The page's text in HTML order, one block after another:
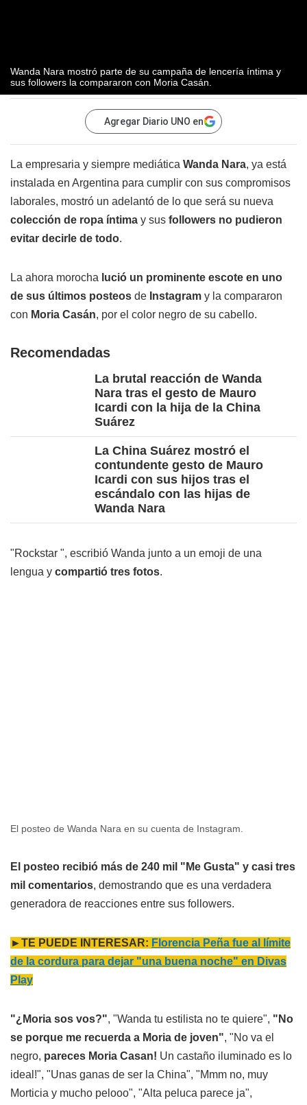
Wanda Nara mostró parte de su campaña de lencería íntima y
sus followers la compararon con Moria Casán.
Agregar Diario UNO en
La empresaria y siempre mediática Wanda Nara, ya está
instalada en Argentina para cumplir con sus compromisos
laborales, mostró un adelantó de lo que será su nueva
colección de ropa íntima y sus followers no pudieron
evitar decirle de todo.
La ahora morocha lució un prominente escote en uno
de sus últimos posteos de Instagram y la compararon
con Moria Casán, por el color negro de su cabello.
Recomendadas
La brutal reacción de Wanda
Nara tras el gesto de Mauro
Icardi con la hija de la China
Suárez
La China Suárez mostró el
contundente gesto de Mauro
Icardi con sus hijos tras el
escándalo con las hijas de
Wanda Nara
"Rockstar ", escribió Wanda junto a un emoji de una
lengua y compartió tres fotos.
El posteo de Wanda Nara en su cuenta de Instagram.
El posteo recibió más de 240 mil "Me Gusta" y casi tres
mil comentarios, demostrando que es una verdadera
generadora de reacciones entre sus followers.
►TE PUEDE INTERESAR: Florencia Peña fue al límite
de la cordura para dejar "una buena noche" en Divas
Play
"¿Moria sos vos?", "Wanda tu estilista no te quiere", "No
se porque me recuerda a Moria de joven", "No va el
negro, pareces Moria Casan! Un castaño iluminado es lo
ideal!", "Unas ganas de ser la China", "Mmm no, muy
Morticia y mucho pelooo", "Alta peluca parece ja",